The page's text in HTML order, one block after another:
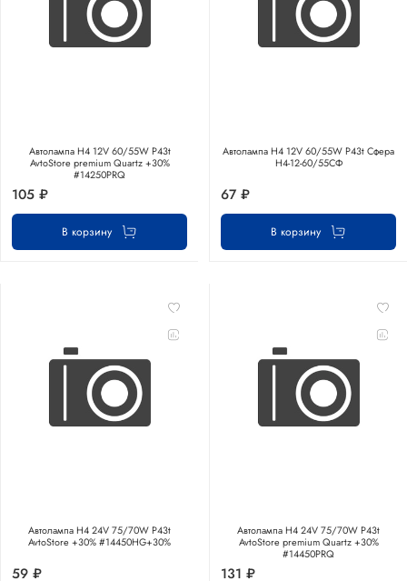
Автолампа H4 12V 60/55W P43t
AvtoStore premium Quartz +30%
#14250PRQ
105 ₽
В корзину
Автолампа H4 12V 60/55W P43t Сфера
Н4-12-60/55СФ
67 ₽
В корзину
Автолампа H4 24V 75/70W P43t
AvtoStore +30% #14450HG+30%
59 ₽
Автолампа H4 24V 75/70W P43t
AvtoStore premium Quartz +30%
#14450PRQ
131 ₽